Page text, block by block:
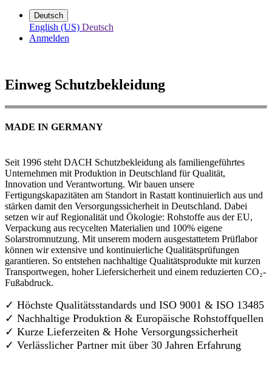
Deutsch
English (US) Deutsch
Anmelden
Einweg Schutzbekleidung
MADE IN GERMANY
Seit 1996 steht DACH Schutzbekleidung als familiengeführtes
Unternehmen mit Produktion in Deutschland für Qualität,
Innovation und Verantwortung. Wir bauen unsere
Fertigungskapazitäten am Standort in Rastatt kontinuierlich aus und
stärken damit den Versorgungssicherheit in Deutschland. Dabei
setzen wir auf Regionalität und Ökologie: Rohstoffe aus der EU,
Verpackung aus recycelten Materialien und 100% eigene
Solarstromnutzung. Mit unserem modern ausgestattetem Prüflabor
können wir extensive und kontinuierliche Qualitätsprüfungen
garantieren. So entstehen nachhaltige Qualitätsprodukte mit kurzen
Transportwegen, hoher Liefersicherheit und einem reduzierten CO₂-
Fußabdruck.
✓ Höchste Qualitätsstandards und ISO 9001 & ISO 13485
✓ Nachhaltige Produktion & Europäische Rohstoffquellen
✓ Kurze Lieferzeiten & Hohe Versorgungssicherheit
✓ Verlässlicher Partner mit über 30 Jahren Erfahrung